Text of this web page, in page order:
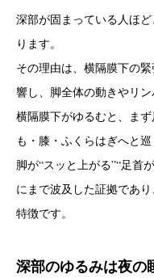
深部が固まっている人ほ
ります。
その理由は、横隔膜下の
響し、脚全体の動きやリ
横隔膜下がゆるむと、ま
も・膝・ふくらはぎへと巡
脚が“スッと上がる”“足首
にまで波及した証拠であ
特徴です。
深部のゆるみは夜の